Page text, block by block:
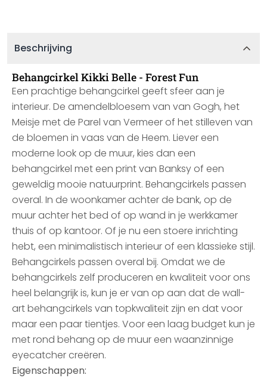
Beschrijving
Behangcirkel Kikki Belle - Forest Fun
Een prachtige behangcirkel geeft sfeer aan je
interieur. De amendelbloesem van van Gogh, het
Meisje met de Parel van Vermeer of het stilleven van
de bloemen in vaas van de Heem. Liever een
moderne look op de muur, kies dan een
behangcirkel met een print van Banksy of een
geweldig mooie natuurprint. Behangcirkels passen
overal. In de woonkamer achter de bank, op de
muur achter het bed of op wand in je werkkamer
thuis of op kantoor. Of je nu een stoere inrichting
hebt, een minimalistisch interieur of een klassieke stijl.
Behangcirkels passen overal bij. Omdat we de
behangcirkels zelf produceren en kwaliteit voor ons
heel belangrijk is, kun je er van op aan dat de wall-
art behangcirkels van topkwaliteit zijn en dat voor
maar een paar tientjes. Voor een laag budget kun je
met rond behang op de muur een waanzinnige
eyecatcher creëren.
Eigenschappen: